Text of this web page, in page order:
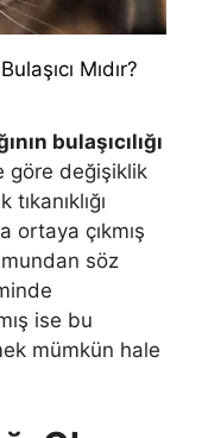
Mıdır?
bulaşıcılığı
göre değişiklik
ortaya çıkmış
söz
ise bu
mümkün hale